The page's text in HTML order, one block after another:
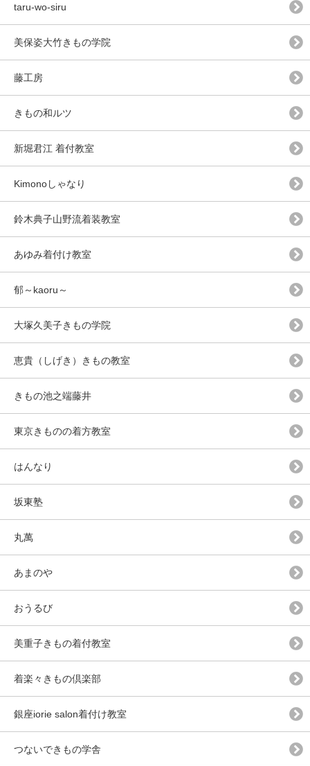
taru-wo-siru
美保姿大竹きもの学院
藤工房
きもの和ルツ
新堀君江 着付教室
Kimonoしゃなり
鈴木典子山野流着装教室
あゆみ着付け教室
郁～kaoru～
大塚久美子きもの学院
恵貴（しげき）きもの教室
きもの池之端藤井
東京きものの着方教室
はんなり
坂東塾
丸萬
あまのや
おうるび
美重子きもの着付教室
着楽々きもの倶楽部
銀座iorie salon着付け教室
つないできもの学舎